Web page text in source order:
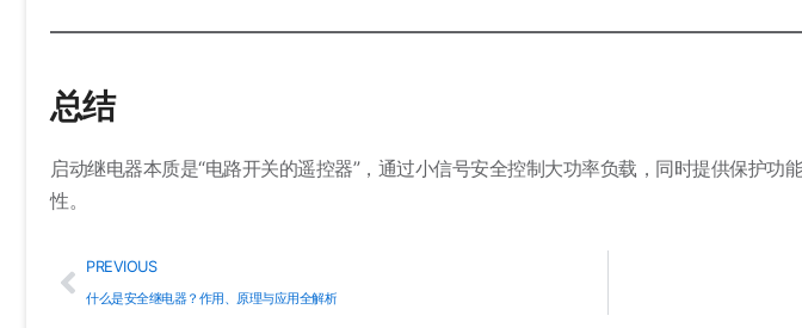
总结
启动继电器本质是“电路开关的遥控器”，通过小信号安全控制大功率负载，同时提供保护功
性。
Prev
PREVIOUS
什么是安全继电器？作用、原理与应用全解析